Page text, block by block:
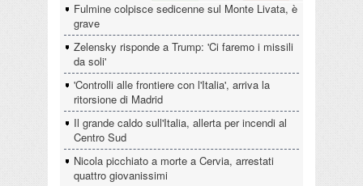
Fulmine colpisce sedicenne sul Monte Livata, è
grave
Zelensky risponde a Trump: 'Ci faremo i missili
da soli'
'Controlli alle frontiere con l'Italia', arriva la
ritorsione di Madrid
Il grande caldo sull'Italia, allerta per incendi al
Centro Sud
Nicola picchiato a morte a Cervia, arrestati
quattro giovanissimi